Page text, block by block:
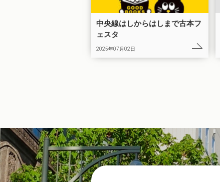
中央線はしからはしまで古本フ
ェスタ
2025年07月02日